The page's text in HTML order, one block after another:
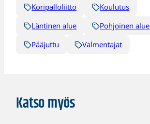
Koripalloliitto
Koulutus
Läntinen alue
Pohjoinen alue
Pääjuttu
Valmentajat
Katso myös